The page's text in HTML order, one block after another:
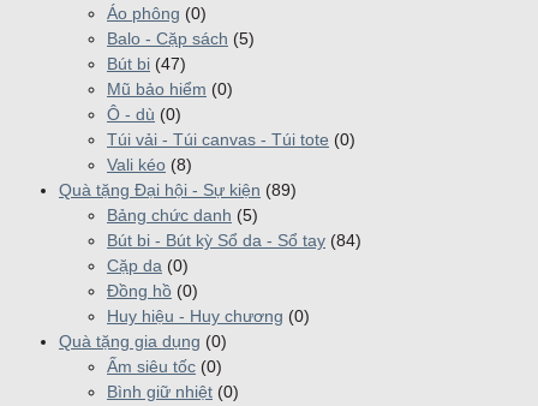
Áo phông (0)
Balo - Cặp sách (5)
Bút bi (47)
Mũ bảo hiểm (0)
Ô - dù (0)
Túi vải - Túi canvas - Túi tote (0)
Vali kéo (8)
Quà tặng Đại hội - Sự kiện (89)
Bảng chức danh (5)
Bút bi - Bút kỳ Sổ da - Sổ tay (84)
Cặp da (0)
Đồng hồ (0)
Huy hiệu - Huy chương (0)
Quà tặng gia dụng (0)
Ấm siêu tốc (0)
Bình giữ nhiệt (0)